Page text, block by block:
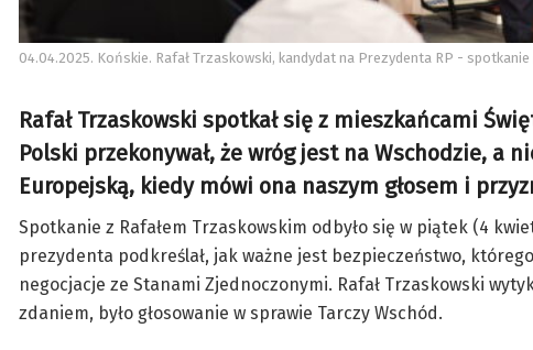
04.04.2025. Końskie. Rafał Trzaskowski, kandydat na Prezydenta RP -
Rafał Trzaskowski spotkał się z mieszkańcami
Polski przekonywał, że wróg jest na Wschodzie, a
Europejską, kiedy mówi ona naszym głosem i
Spotkanie z Rafałem Trzaskowskim odbyło się w piątek (4
prezydenta podkreślał, jak ważne jest bezpieczeństwo,
negocjacje ze Stanami Zjednoczonymi. Rafał Trzaskowski
zdaniem, było głosowanie w sprawie Tarczy Wschód.